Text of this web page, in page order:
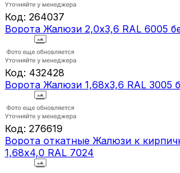
Код: 264037
Ворота Жалюзи 2,0х3,6 RAL 6005
Код: 432428
Ворота Жалюзи 1,68х3,6 RAL 3005
Код: 276619
Ворота откатные Жалюзи к
1,68х4,0 RAL 7024